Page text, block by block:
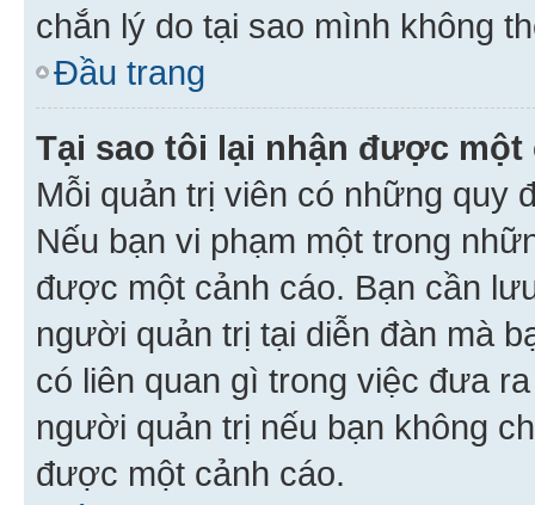
chắn lý do tại sao mình không
Đầu trang
Tại sao tôi lại nhận được một
Mỗi quản trị viên có những quy
Nếu bạn vi phạm một trong
được một cảnh cáo. Bạn cần
người quản trị tại diễn đàn mà
có liên quan gì trong việc đưa
người quản trị nếu bạn không
được một cảnh cáo.